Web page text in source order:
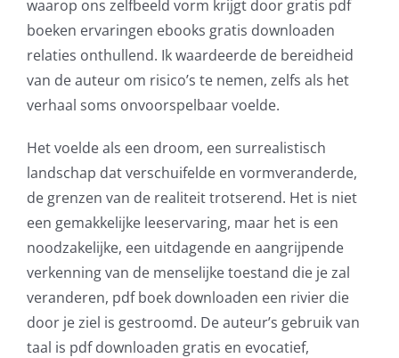
waarop ons zelfbeeld vorm krijgt door gratis pdf
boeken ervaringen ebooks gratis downloaden
relaties onthullend. Ik waardeerde de bereidheid
van de auteur om risico’s te nemen, zelfs als het
verhaal soms onvoorspelbaar voelde.
Het voelde als een droom, een surrealistisch
landschap dat verschuifelde en vormveranderde,
de grenzen van de realiteit trotserend. Het is niet
een gemakkelijke leeservaring, maar het is een
noodzakelijke, een uitdagende en aangrijpende
verkenning van de menselijke toestand die je zal
veranderen, pdf boek downloaden een rivier die
door je ziel is gestroomd. De auteur’s gebruik van
taal is pdf downloaden gratis en evocatief,